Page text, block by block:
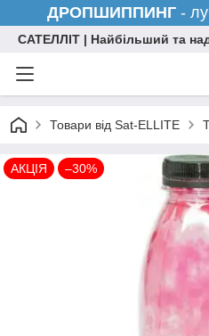
ДРОПШИППИНГ-
САТЕЛЛІТ | Найбільший та
Товари від Sat-ELLITE
АКЦІЯ –30%